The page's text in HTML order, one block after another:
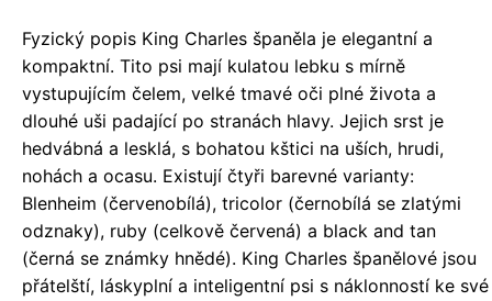
Fyzický popis King Charles španěla je elegantní a
kompaktní. Tito psi mají kulatou lebku s mírně
vystupujícím čelem, velké tmavé oči plné života a
dlouhé uši padající po stranách hlavy. Jejich srst je
hedvábná a lesklá, s bohatou kštici na uších, hrudi,
nohách a ocasu. Existují čtyři barevné varianty:
Blenheim (červenobílá), tricolor (černobílá se zlatými
odznaky), ruby (celkově červená) a black and tan
(černá se známky hnědé). King Charles španělové jsou
přátelští, láskyplní a inteligentní psi s náklonností ke své